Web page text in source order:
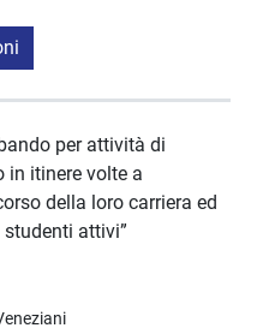
per attività di
in itinere volte a
della loro carriera ed
attivi”